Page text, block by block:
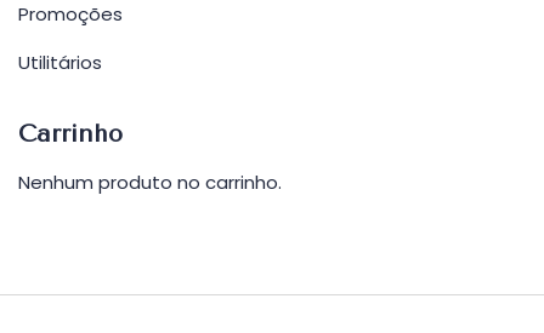
Promoções
Utilitários
Carrinho
Nenhum produto no carrinho.